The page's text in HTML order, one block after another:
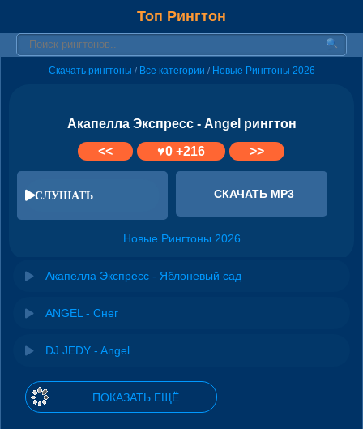
Топ Рингтон
Скачать рингтоны / Все категории / Новые Рингтоны 2026
Акапелла Экспресс - Angel рингтон
<<
♥0+216 >>
СЛУШАТЬ СКАЧАТЬ MP3
Новые Рингтоны 2026
Акапелла Экспресс - Яблоневый сад
ANGEL - Снег
DJ JEDY - Angel
ПОКАЗАТЬ ЕЩЁ